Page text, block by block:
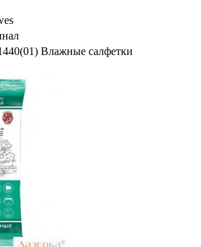
Влажные салфетки